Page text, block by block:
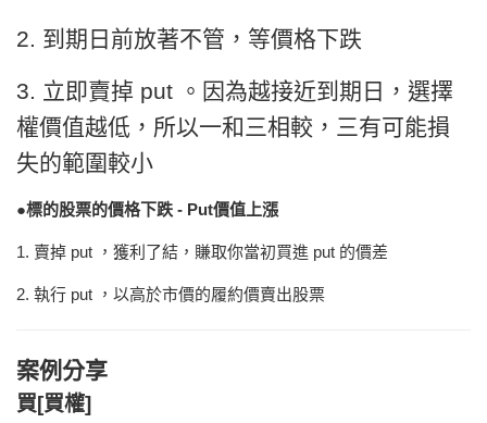
2. 到期日前放著不管，等價格下跌
3. 立即賣掉 put 。因為越接近到期日，選擇
權價值越低，所以一和三相較，三有可能損
失的範圍較小
●標的股票的價格下跌 - Put價值上漲
1. 賣掉 put ，獲利了結 ， 賺取你當初買進 put 的價差
2. 執行 put ，以高於市價的履約價賣出股票
案例分享
買[買權]